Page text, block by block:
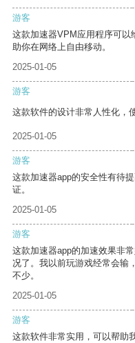
游客
这款加速器VPM应用程序可以
助你在网络上自由移动。
2025-01-05
游客
这款软件的设计非常人性化，
2025-01-05
游客
这款加速器app的安全性有待
证。
2025-01-05
游客
这款加速器app的加速效果非
况了。我以前玩游戏经常会输
不少。
2025-01-05
游客
这款软件非常实用，可以帮助